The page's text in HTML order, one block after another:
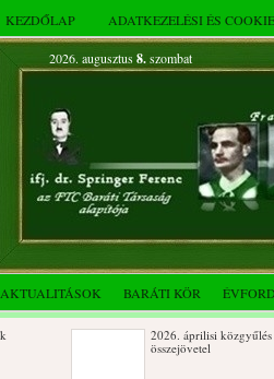
KEZDŐLAP ADATKEZELÉSI ÉS
2026. augusztus 8.szombat
AKTUALITÁSOK BARÁTI KÖR
2026. áprilisi közgyűlés és
összejövetel